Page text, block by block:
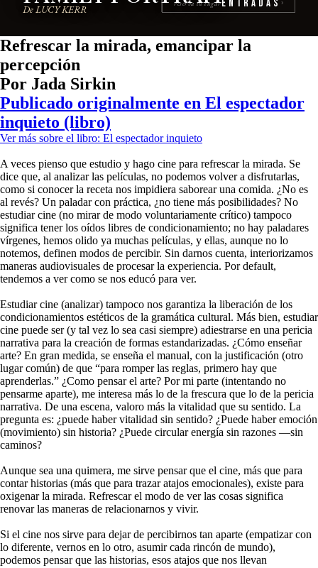
De LUCY KERR
reserva tu lugarEntradas ›
Refrescar la mirada, emancipar la
percepción
Por Jada Sirkin
Publicado originalmente en El espectador
inquieto (libro)
Ver más sobre el libro: El espectador inquieto
A veces pienso que estudio y hago cine para refrescar la mirada. Se
dice que, al analizar las películas, no podemos volver a disfrutarlas,
como si conocer la receta nos impidiera saborear una comida. ¿No es
al revés? Un paladar con práctica, ¿no tiene más posibilidades? No
estudiar cine (no mirar de modo voluntariamente crítico) tampoco
significa tener los oídos libres de condicionamiento; no hay paladares
vírgenes, hemos olido ya muchas películas, y ellas, aunque no lo
notemos, definen modos de percibir. Sin darnos cuenta, interiorizamos
maneras audiovisuales de procesar la experiencia. Por default,
tendemos a ver como se nos educó para ver.
Estudiar cine (analizar) tampoco nos garantiza la liberación de los
condicionamientos estéticos de la gramática cultural. Más bien, estudiar
cine puede ser (y tal vez lo sea casi siempre) adiestrarse en una pericia
narrativa para la creación de formas estandarizadas. ¿Cómo enseñar
arte? En gran medida, se enseña el manual, con la justificación (otro
lugar común) de que “para romper las reglas, primero hay que
aprenderlas.” ¿Como pensar el arte? Por mi parte (intentando no
pensarme aparte), me interesa más lo de la frescura que lo de la pericia
narrativa. De una escena, valoro más la vitalidad que su sentido. La
pregunta es: ¿puede haber vitalidad sin sentido? ¿Puede haber emoción
(movimiento) sin historia? ¿Puede circular energía sin razones —sin
caminos?
Aunque sea una quimera, me sirve pensar que el cine, más que para
contar historias (más que para trazar atajos emocionales), existe para
oxigenar la mirada. Refrescar el modo de ver las cosas significa
renovar las maneras de relacionarnos y vivir.
Si el cine nos sirve para dejar de percibirnos tan aparte (empatizar con
lo diferente, vernos en lo otro, asumir cada rincón de mundo),
podemos pensar que las historias, esos atajos que nos llevan